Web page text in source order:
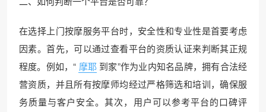
在选择上门按摩服务平台时，安全性和专业性是首要考虑
因素。首先，可以通过查看平台的资质认证来判断其正规
程度。例如，“ 摩耶 到家”作为业内知名品牌，拥有合法经
营资质，并且所有按摩师均经过严格筛选和培训，确保服
务质量与客户安全。其次，用户可以参考平台的口碑评